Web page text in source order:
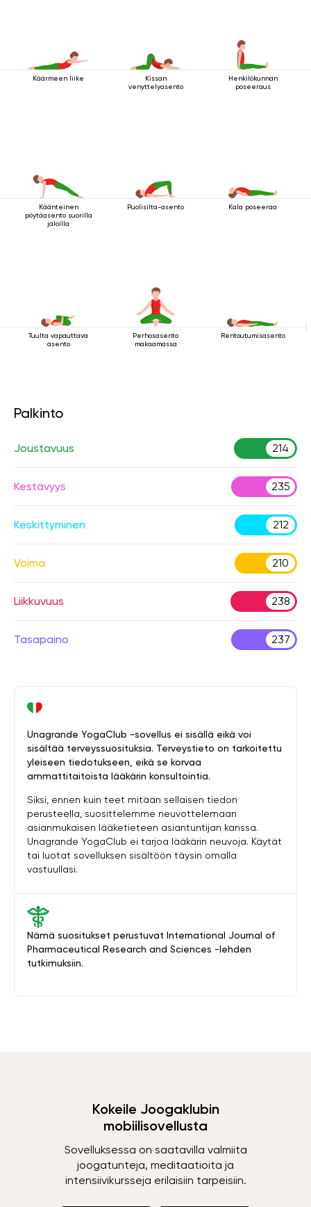
Käärmeen liike
Kissan
venyttelyasento
Henkilökunnan
poseeraus
Käänteinen
pöytäasento suorilla
jaloilla
Puolisilta-asento Kala poseeraa
Tuulta vapauttava
asento
Perhosasento
makaamassa
Rentoutumisasento
Palkinto
Joustavuus 214
Kestävyys 235
Keskittyminen 212
Voima 210
Liikkuvuus 238
Tasapaino 237
Nämä suositukset perustuvat International Journal of
Pharmaceutical Research and Sciences -lehden
tutkimuksiin.
Unagrande YogaClub -sovellus ei sisällä eikä voi
sisältää terveyssuosituksia. Terveystieto on tarkoitettu
yleiseen tiedotukseen, eikä se korvaa
ammattitaitoista lääkärin konsultointia.
Siksi, ennen kuin teet mitään sellaisen tiedon
perusteella, suosittelemme neuvottelemaan
asianmukaisen lääketieteen asiantuntijan kanssa.
Unagrande YogaClub ei tarjoa lääkärin neuvoja. Käytät
tai luotat sovelluksen sisältöön täysin omalla
vastuullasi.
Kokeile Joogaklubin
mobiilisovellusta
Sovelluksessa on saatavilla valmiita
joogatunteja, meditaatioita ja
intensiivikursseja erilaisiin tarpeisiin.